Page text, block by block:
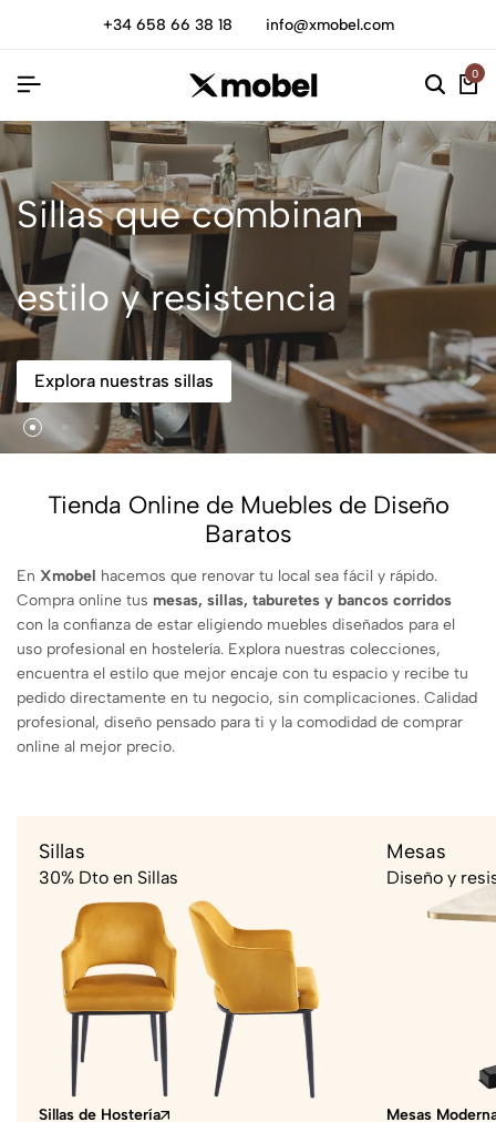
+34 658 66 38 18 info@xmobel.com
0
Sillas que combinan
estilo y resistencia
Explora nuestras sillas
Tienda Online de Muebles de Diseño
Baratos
En Xmobel hacemos que renovar tu local sea fácil y rápido.
Compra online tus mesas, sillas, taburetes y bancos corridos
con la confianza de estar eligiendo muebles diseñados para el
uso profesional en hostelería. Explora nuestras colecciones,
encuentra el estilo que mejor encaje con tu espacio y recibe tu
pedido directamente en tu negocio, sin complicaciones. Calidad
profesional, diseño pensado para ti y la comodidad de comprar
online al mejor precio.
Sillas
30% Dto en Sillas
Sillas de Hostería
Mesas
Diseño y
Mesas